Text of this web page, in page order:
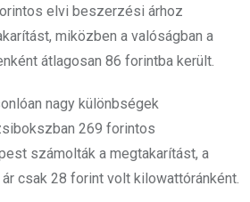
elvi beszerzési árhoz
miközben a valóságban a
átlagosan 86 forintba került.
nagy különbségek
269 forintos
számolták a megtakarítást, a
csak 28 forint volt kilowattóránként.